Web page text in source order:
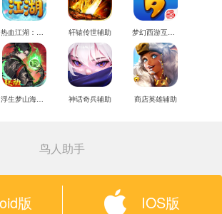
热血江湖：觉醒辅助 轩辕传世辅助 梦幻西游互通版辅助
神话奇兵辅助 商店英雄辅助
鸟人助手
版 IOS版